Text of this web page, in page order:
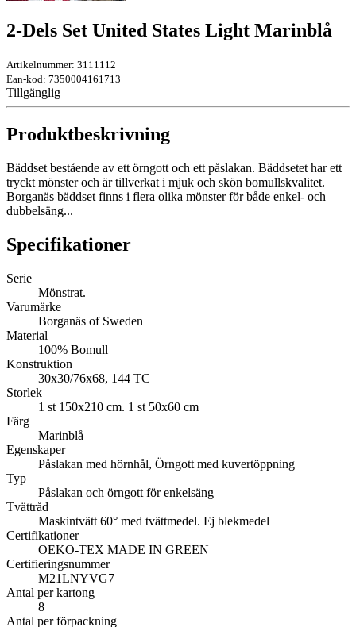
2-Dels Set United States Light Marinblå
Artikelnummer: 3111112
Ean-kod: 7350004161713
Tillgänglig
Produktbeskrivning
Bäddset bestående av ett örngott och ett påslakan. Bäddsetet har ett
tryckt mönster och är tillverkat i mjuk och skön bomullskvalitet.
Borganäs bäddset finns i flera olika mönster för både enkel- och
dubbelsäng...
Specifikationer
Serie
Mönstrat.
Varumärke
Borganäs of Sweden
Material
100% Bomull
Konstruktion
30x30/76x68, 144 TC
Storlek
1 st 150x210 cm. 1 st 50x60 cm
Färg
Marinblå
Egenskaper
Påslakan med hörnhål, Örngott med kuvertöppning
Typ
Påslakan och örngott för enkelsäng
Tvättråd
Maskintvätt 60° med tvättmedel. Ej blekmedel
Certifikationer
OEKO-TEX MADE IN GREEN
Certifieringsnummer
M21LNYVG7
Antal per kartong
8
Antal per förpackning